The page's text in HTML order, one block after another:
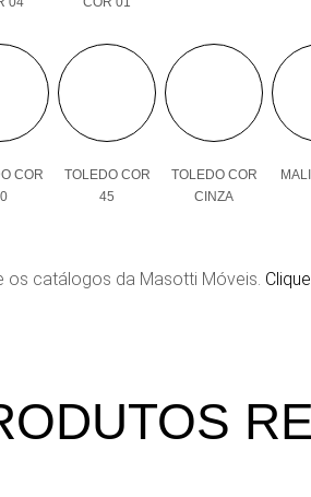
COR
TOLEDO COR
45
TOLEDO COR
CINZA
os catálogos da Masotti Móveis.